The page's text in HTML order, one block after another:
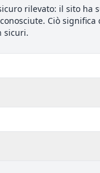
rilevato: il sito ha
Ciò
sicuri.